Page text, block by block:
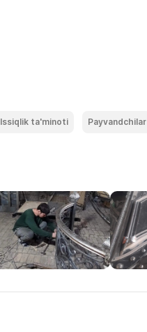
Issiqlik ta'minoti Payvandchilar